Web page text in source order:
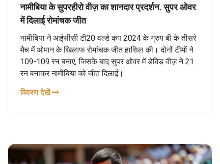
नामीबिया के सुपरहीरो वीज़ का शानदार प्रदर्शन, सुपर ओवर
में दिलाई रोमांचक जीत
नामीबिया ने आईसीसी टी20 वर्ल्ड कप 2024 के ग्रुप बी के तीसरे
मैच में ओमान के खिलाफ रोमांचक जीत हासिल की। दोनों टीमों ने
109-109 रन बनाए, जिसके बाद सुपर ओवर में डेविड वीज़ ने 21
रन बनाकर नामीबिया को जीत दिलाई।
विवरण देखें